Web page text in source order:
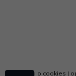
Informacja o cookies |